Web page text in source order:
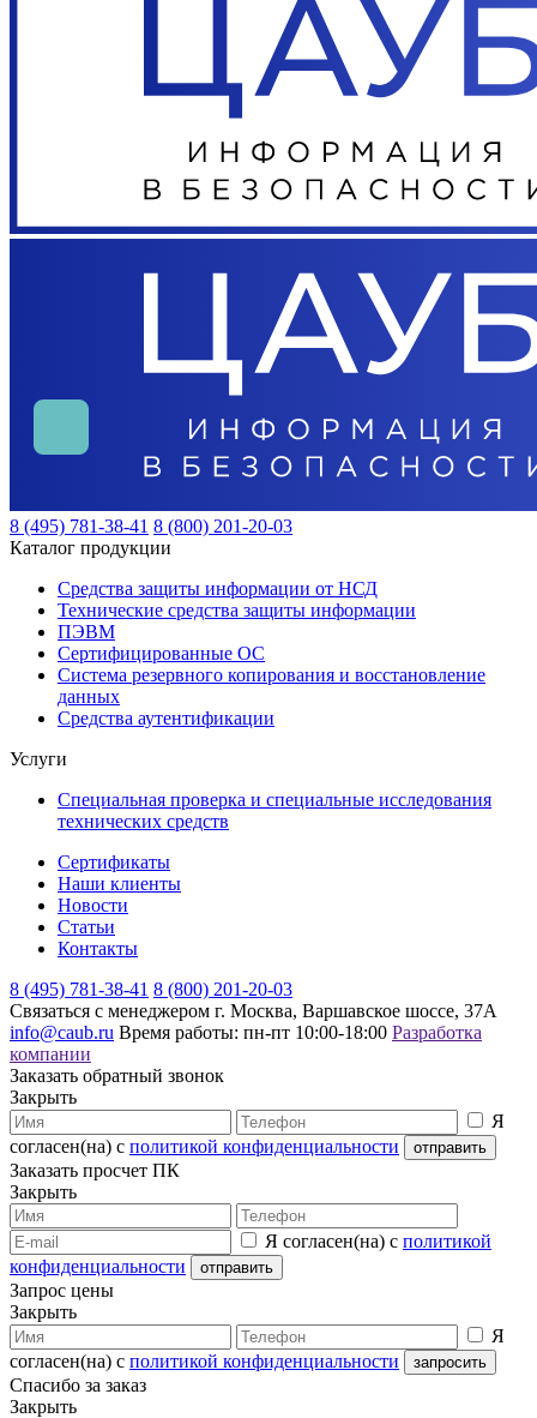
8 (495) 781-38-41 8 (800) 201-20-03
Каталог продукции
Средства защиты информации от НСД
Технические средства защиты информации
ПЭВМ
Сертифицированные ОС
Система резервного копирования и восстановление
данных
Средства аутентификации
Услуги
Специальная проверка и специальные исследования
технических средств
Сертификаты
Наши клиенты
Новости
Статьи
Контакты
8 (495) 781-38-41 8 (800) 201-20-03
Связаться с менеджером г. Москва, Варшавское шоссе, 37А
info@caub.ru Время работы: пн-пт 10:00-18:00 Разработка
компании
Заказать обратный звонок
Закрыть
Я
согласен(на) с политикой конфиденциальности
Заказать просчет ПК
Закрыть
Я согласен(на) с политикой
конфиденциальности
Запрос цены
Закрыть
Я
согласен(на) с политикой конфиденциальности
Спасибо за заказ
Закрыть